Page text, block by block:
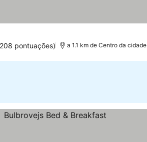
pontuações) a 1.1 km de Centro da cidade